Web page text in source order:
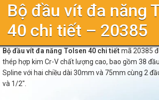
Bộ đầu vít đa năng
40 chi tiết – 20385
Bộ đầu vít đa năng Tolsen 40 chi tiết mã 20385
thép hợp kim Cr-V chất lượng cao, bao gồm 38
Spline với hai chiều dài 30mm và 75mm cùng 2
và 1/2″.